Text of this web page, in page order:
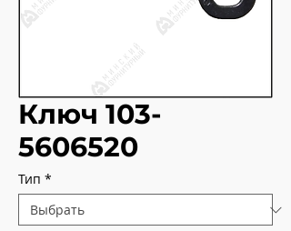
Ключ 103-
5606520
Тип *